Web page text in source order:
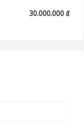
30.000.000 ₫